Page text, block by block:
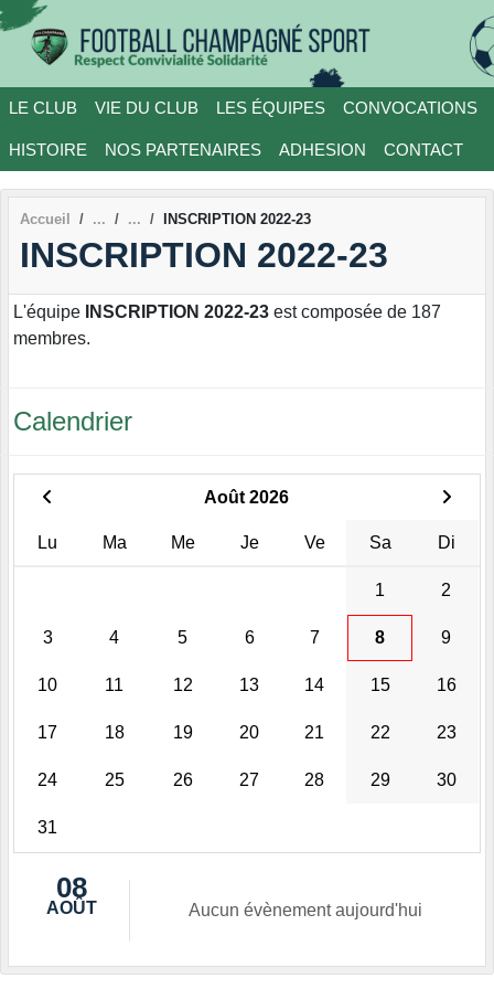
LE CLUB VIE DU CLUB LES ÉQUIPES CONVOCATIONS
HISTOIRE NOS PARTENAIRES ADHESION CONTACT
Accueil INSCRIPTION 2022-23
INSCRIPTION 2022-23
L'équipe INSCRIPTION 2022-23 est composée de 187
membres.
Calendrier
Août 2026
Lu Ma Me Je Ve Sa Di
1 2
3 4 5 6 7 8 9
10 11 12 13 14 15 16
17 18 19 20 21 22 23
24 25 26 27 28 29 30
31
08
AOÛT Aucun évènement aujourd'hui
Panneau de gestion des cookies